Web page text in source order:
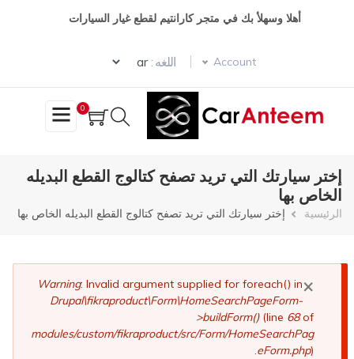
أهلا وسهلأ بك في متجر كارانتيم لقطع غيار السيارات
Account اللغه :
Select your language
0
إختر سيارتك التي تريد تصفح كتالوج القطع البديله
الخاص بها
مسار
الرئيسية إختر سيارتك التي تريد تصفح كتالوج القطع البديله الخاص بها
×
رسالة
الخطأ
Warning: Invalid argument supplied for foreach() in
Drupal\fikraproduct\Form\HomeSearchPageForm-
>buildForm()(line 68of
modules/custom/fikraproduct/src/Form/HomeSearchPag
eForm.php).